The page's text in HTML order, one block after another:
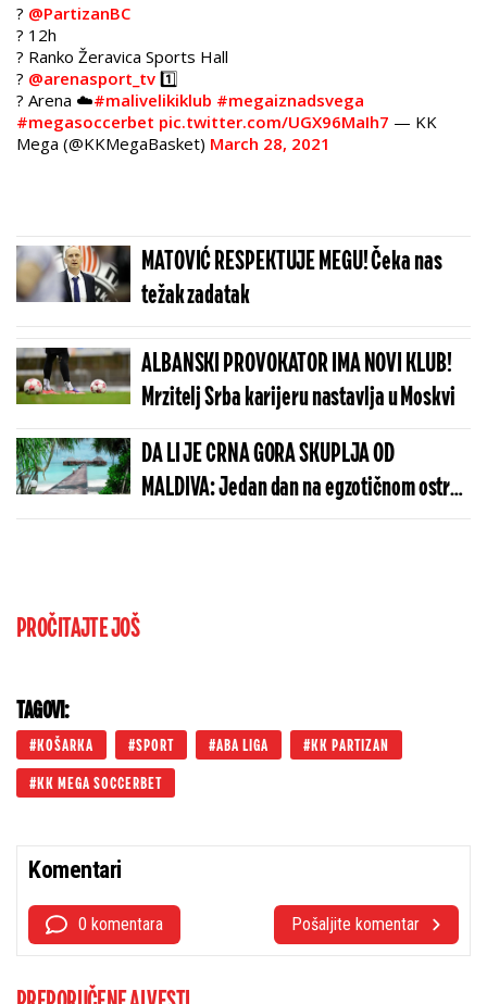
? @PartizanBC
? 12h
? Ranko Žeravica Sports Hall
? @arenasport_tv 1️⃣
? Arena ☁️#malivelikiklub #megaiznadsvega
#megasoccerbet pic.twitter.com/UGX96MaIh7 — KK
Mega (@KKMegaBasket) March 28, 2021
MATOVIĆ RESPEKTUJE MEGU! Čeka nas
težak zadatak
ALBANSKI PROVOKATOR IMA NOVI KLUB!
Mrzitelj Srba karijeru nastavlja u Moskvi
DA LI JE CRNA GORA SKUPLJA OD
MALDIVA: Jedan dan na egzotičnom ostrvu
može da košta manje nego u Budvi
PROČITAJTE JOŠ
TAGOVI:
KOŠARKA SPORT ABA LIGA KK PARTIZAN
KK MEGA SOCCERBET
Komentari
0 komentara Pošaljite komentar